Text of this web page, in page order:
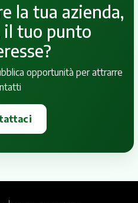
la tua azienda,
il tuo punto
opportunità per attrarre